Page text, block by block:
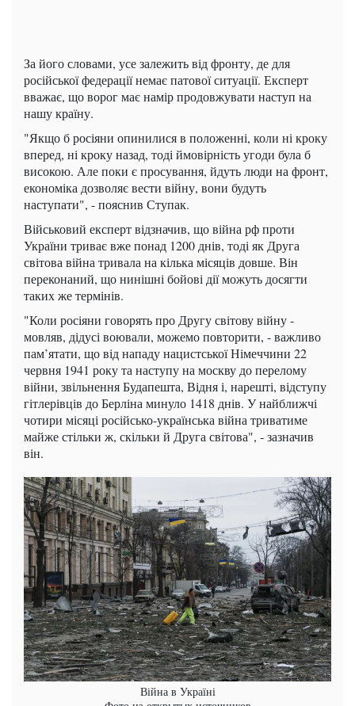
За його словами, усе залежить від фронту, де для
російської федерації немає патової ситуації. Експерт
вважає, що ворог має намір продовжувати наступ на
нашу країну.
"Якщо б росіяни опинилися в положенні, коли ні кроку
вперед, ні кроку назад, тоді ймовірність угоди була б
високою. Але поки є просування, йдуть люди на фронт,
економіка дозволяє вести війну, вони будуть
наступати", - пояснив Ступак.
Військовий експерт відзначив, що війна рф проти
України триває вже понад 1200 днів, тоді як Друга
світова війна тривала на кілька місяців довше. Він
переконаний, що нинішні бойові дії можуть досягти
таких же термінів.
"Коли росіяни говорять про Другу світову війну -
мовляв, дідусі воювали, можемо повторити, - важливо
пам’ятати, що від нападу нацистської Німеччини 22
червня 1941 року та наступу на москву до перелому
війни, звільнення Будапешта, Відня і, нарешті, відступу
гітлерівців до Берліна минуло 1418 днів. У найближчі
чотири місяці російсько-українська війна триватиме
майже стільки ж, скільки й Друга світова", - зазначив
він.
Війна в Україні